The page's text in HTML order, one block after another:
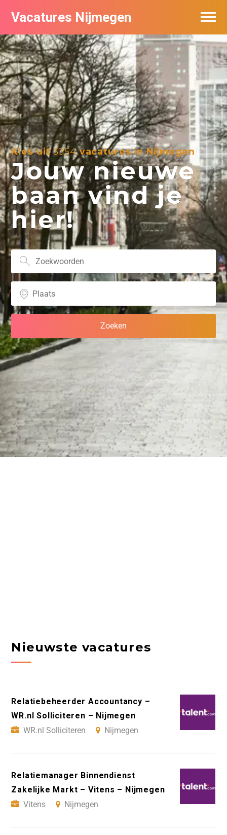
Vacatures Nijmegen
Kies uit3354vacatures in Nijmegen
Jouw nieuwe
baan vind je
hier!
Nieuwste vacatures
Relatiebeheerder Accountancy –
WR.nl Solliciteren – Nijmegen
WR.nl Solliciteren
Nijmegen
Relatiemanager Binnendienst
Zakelijke Markt – Vitens – Nijmegen
Vitens
Nijmegen
Vacatures per bedrijf
De populairste vacatures in Nijmegen
Nieuwsbrief feed